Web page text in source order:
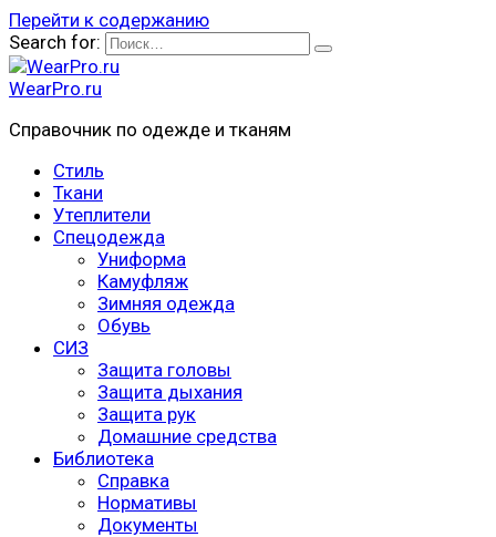
Перейти к содержанию
Search for:
WearPro.ru
Справочник по одежде и тканям
Стиль
Ткани
Утеплители
Спецодежда
Униформа
Камуфляж
Зимняя одежда
Обувь
СИЗ
Защита головы
Защита дыхания
Защита рук
Домашние средства
Библиотека
Справка
Нормативы
Документы